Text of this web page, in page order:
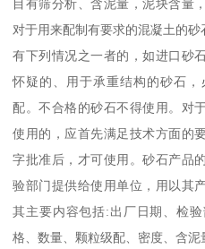
目有筛分析、含泥量，泥块含量
对于用来配制有要求的混凝土的砂
有下列情况之一者的，如进口砂
怀疑的、用于承重结构的砂石
配。不合格的砂石不得使用。对
使用的，应首先满足技术方面的
字批准后，才可使用。砂石产品
验部门提供给使用单位，用以其
其主要内容包括:出厂日期、检
格、数量、颗粒级配、密度、含泥